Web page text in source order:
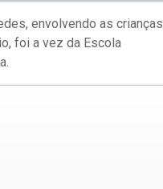
envolvendo as crianças
foi a vez da Escola